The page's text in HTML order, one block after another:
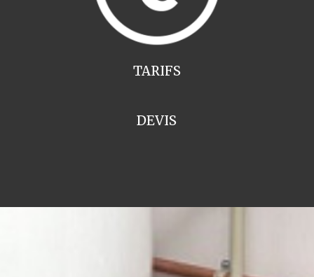
TARIFS
DEVIS